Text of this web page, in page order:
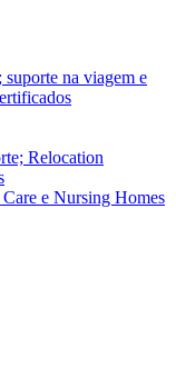
na viagem e
Relocation
e Nursing Homes